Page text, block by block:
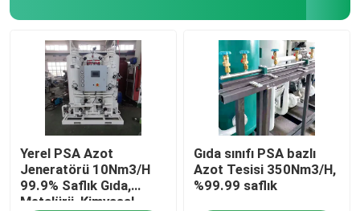
Yerel PSA Azot
Jeneratörü 10Nm3/H
99.9% Saflık Gıda,
Metalürji, Kimyasal
Gıda sınıfı PSA bazlı
Azot Tesisi 350Nm3/H,
%99.99 saflık